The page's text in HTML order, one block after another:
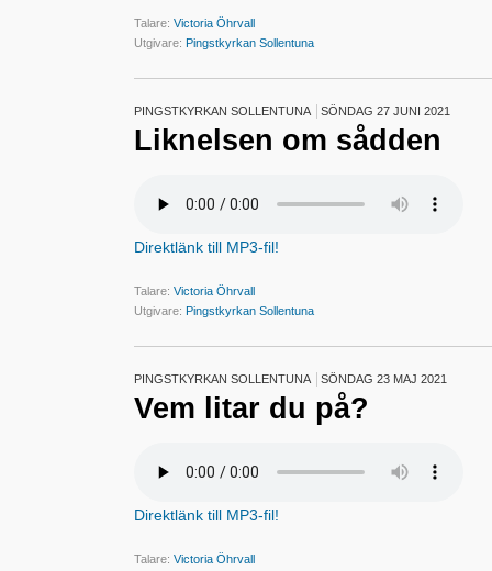
Talare: Victoria Öhrvall
Utgivare: Pingstkyrkan Sollentuna
PINGSTKYRKAN SOLLENTUNA SÖNDAG 27 JUNI 2021
Liknelsen om sådden
Direktlänk till MP3-fil!
Talare: Victoria Öhrvall
Utgivare: Pingstkyrkan Sollentuna
PINGSTKYRKAN SOLLENTUNA SÖNDAG 23 MAJ 2021
Vem litar du på?
Direktlänk till MP3-fil!
Talare: Victoria Öhrvall